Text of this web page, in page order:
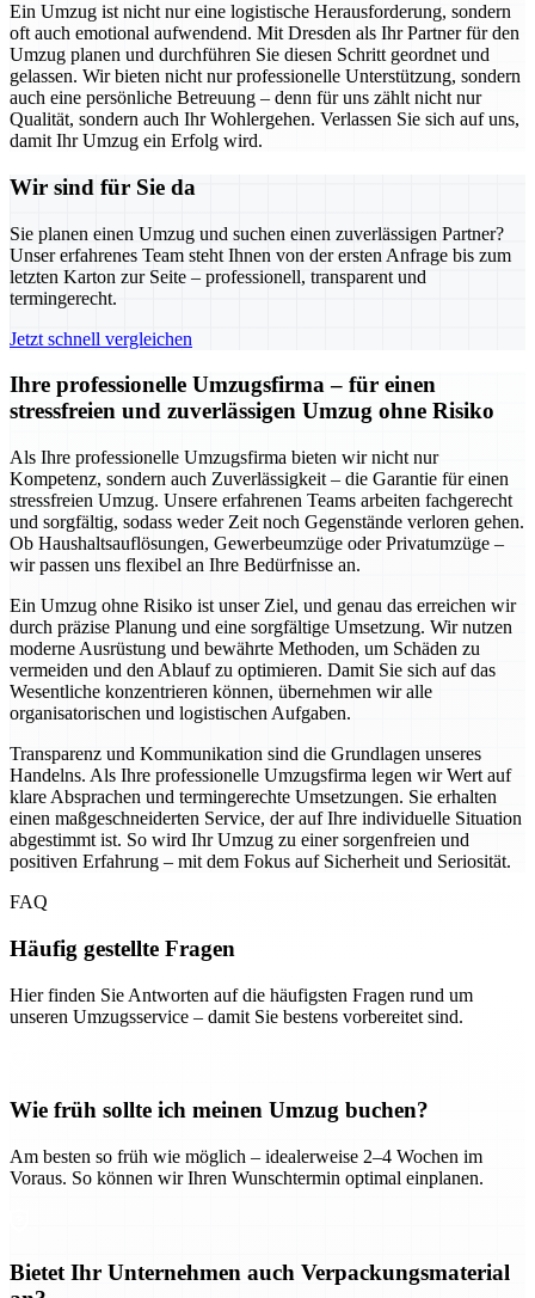
Ein Umzug ist nicht nur eine logistische Herausforderung, sondern
oft auch emotional aufwendend. Mit Dresden als Ihr Partner für den
Umzug planen und durchführen Sie diesen Schritt geordnet und
gelassen. Wir bieten nicht nur professionelle Unterstützung, sondern
auch eine persönliche Betreuung – denn für uns zählt nicht nur
Qualität, sondern auch Ihr Wohlergehen. Verlassen Sie sich auf uns,
damit Ihr Umzug ein Erfolg wird.
Wir sind für Sie da
Sie planen einen Umzug und suchen einen zuverlässigen Partner?
Unser erfahrenes Team steht Ihnen von der ersten Anfrage bis zum
letzten Karton zur Seite – professionell, transparent und
termingerecht.
Jetzt schnell vergleichen
Ihre professionelle Umzugsfirma – für einen
stressfreien und zuverlässigen Umzug ohne Risiko
Als Ihre professionelle Umzugsfirma bieten wir nicht nur
Kompetenz, sondern auch Zuverlässigkeit – die Garantie für einen
stressfreien Umzug. Unsere erfahrenen Teams arbeiten fachgerecht
und sorgfältig, sodass weder Zeit noch Gegenstände verloren gehen.
Ob Haushaltsauflösungen, Gewerbeumzüge oder Privatumzüge –
wir passen uns flexibel an Ihre Bedürfnisse an.
Ein Umzug ohne Risiko ist unser Ziel, und genau das erreichen wir
durch präzise Planung und eine sorgfältige Umsetzung. Wir nutzen
moderne Ausrüstung und bewährte Methoden, um Schäden zu
vermeiden und den Ablauf zu optimieren. Damit Sie sich auf das
Wesentliche konzentrieren können, übernehmen wir alle
organisatorischen und logistischen Aufgaben.
Transparenz und Kommunikation sind die Grundlagen unseres
Handelns. Als Ihre professionelle Umzugsfirma legen wir Wert auf
klare Absprachen und termingerechte Umsetzungen. Sie erhalten
einen maßgeschneiderten Service, der auf Ihre individuelle Situation
abgestimmt ist. So wird Ihr Umzug zu einer sorgenfreien und
positiven Erfahrung – mit dem Fokus auf Sicherheit und Seriosität.
FAQ
Häufig gestellte Fragen
Hier finden Sie Antworten auf die häufigsten Fragen rund um
unseren Umzugsservice – damit Sie bestens vorbereitet sind.
Wie früh sollte ich meinen Umzug buchen?
Am besten so früh wie möglich – idealerweise 2–4 Wochen im
Voraus. So können wir Ihren Wunschtermin optimal einplanen.
Bietet Ihr Unternehmen auch Verpackungsmaterial